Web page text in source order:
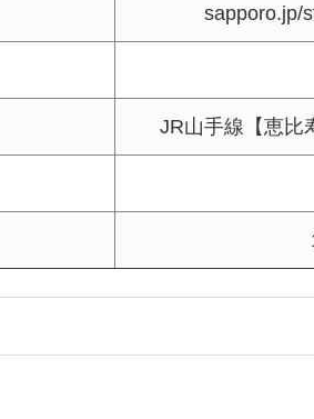
sapporo.jp/
JR山手線【恵比